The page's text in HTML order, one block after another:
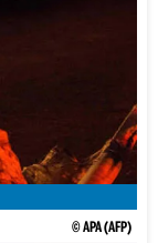
© APA (AFP)